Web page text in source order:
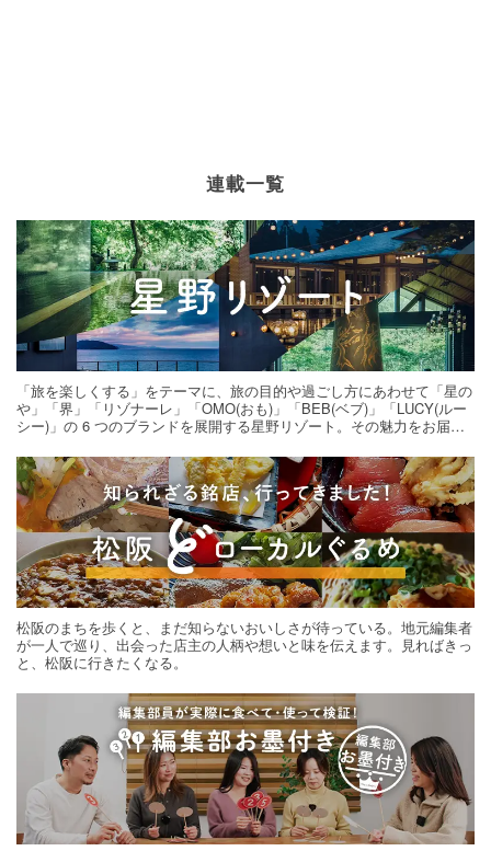
連載一覧
「旅を楽しくする」をテーマに、旅の目的や過ごし方にあわせて「星の
や」「界」「リゾナーレ」「OMO(おも)」「BEB(ベブ)」「LUCY(ルー
シー)」の 6 つのブランドを展開する星野リゾート。その魅力をお届け
松阪のまちを歩くと、まだ知らないおいしさが待っている。地元編集者
が一人で巡り、出会った店主の人柄や想いと味を伝えます。見ればきっ
と、松阪に行きたくなる。